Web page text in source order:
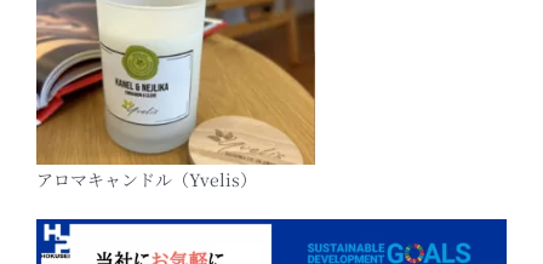
アロマキャンドル（Yvelis）